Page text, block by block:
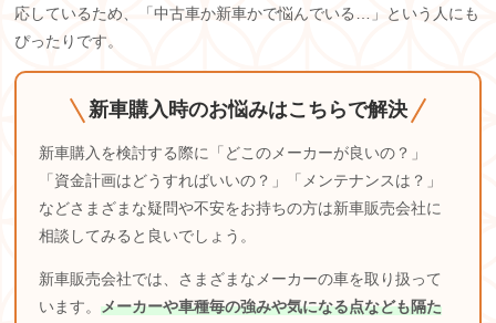
応しているため、「中古車か新車かで悩んでいる…」という人にも
ぴったりです。
新車購入時のお悩みはこちらで解決
新車購入を検討する際に「どこのメーカーが良いの？」
「資金計画はどうすればいいの？」「メンテナンスは？」
などさまざまな疑問や不安をお持ちの方は新車販売会社に
相談してみると良いでしょう。
新車販売会社では、さまざまなメーカーの車を取り扱って
います。メーカーや車種毎の強みや気になる点なども隔た